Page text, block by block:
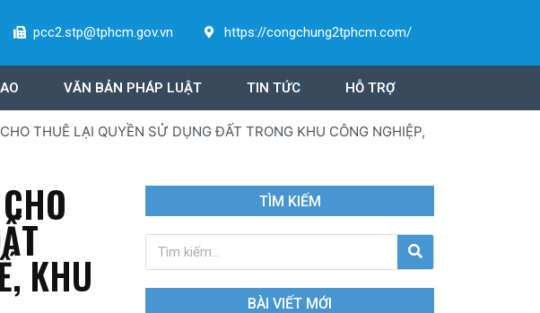
pcc2.stp@tphcm.gov.vn https://congchung2tphcm.com/
VĂN BẢN PHÁP LUẬT TIN TỨC HỖ TRỢ
THUÊ LẠI QUYỀN SỬ DỤNG ĐẤT TRONG KHU CÔNG NGHIỆP,
KHU
TÌM KIẾM
BÀI VIẾT MỚI